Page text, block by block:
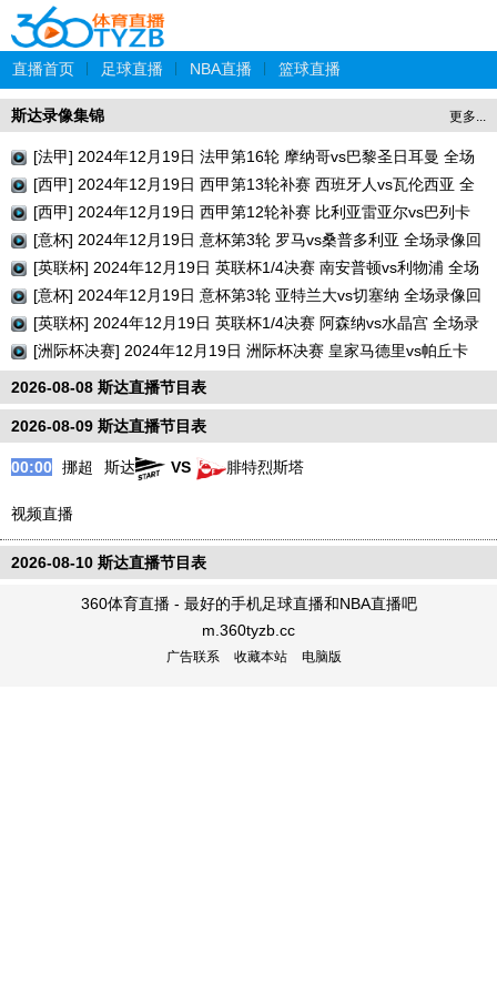
直播首页 足球直播 NBA直播 篮球直播
更多...
斯达录像集锦
[法甲] 2024年12月19日 法甲第16轮 摩纳哥vs巴黎圣日耳曼 全场
录像回放
[西甲] 2024年12月19日 西甲第13轮补赛 西班牙人vs瓦伦西亚 全
场录像回放
[西甲] 2024年12月19日 西甲第12轮补赛 比利亚雷亚尔vs巴列卡
诺 全场录像回放
[意杯] 2024年12月19日 意杯第3轮 罗马vs桑普多利亚 全场录像回
放
[英联杯] 2024年12月19日 英联杯1/4决赛 南安普顿vs利物浦 全场
录像回放
[意杯] 2024年12月19日 意杯第3轮 亚特兰大vs切塞纳 全场录像回
放
[英联杯] 2024年12月19日 英联杯1/4决赛 阿森纳vs水晶宫 全场录
像回放
[洲际杯决赛] 2024年12月19日 洲际杯决赛 皇家马德里vs帕丘卡
全场录像回放
2026-08-08 斯达直播节目表
2026-08-09 斯达直播节目表
00:00 挪超 斯达 VS 腓特烈斯塔
视频直播
2026-08-10 斯达直播节目表
360体育直播 - 最好的手机足球直播和NBA直播吧
m.360tyzb.cc
广告联系 收藏本站 电脑版